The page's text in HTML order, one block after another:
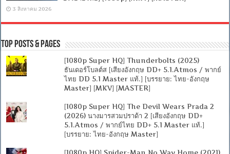
3 สิงหาคม 2026
Top Posts & Pages
[1080p Super HQ] Thunderbolts (2025)
ธันเดอร์โบลต์ส [เสียงอังกฤษ DD+ 5.1.Atmos / พากย์
ไทย DD 5.1 Master แท้.] [บรรยาย: ไทย-อังกฤษ
Master] [MKV] [MASTER]
[1080p Super HQ] The Devil Wears Prada 2
(2026) นางมารสวมปราด้า 2 [เสียงอังกฤษ DD+
5.1.Atmos / พากย์ไทย DD+ 5.1 Master แท้.]
[บรรยาย: ไทย-อังกฤษ Master]